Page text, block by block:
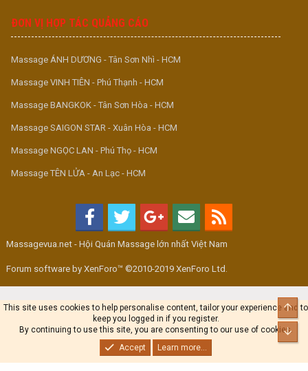
ĐƠN VỊ HỢP TÁC QUẢNG CÁO
Massage ÁNH DƯƠNG - Tân Sơn Nhì - HCM
Massage VINH TIÊN - Phú Thạnh - HCM
Massage BANGKOK - Tân Sơn Hòa - HCM
Massage SAIGON STAR - Xuân Hòa - HCM
Massage NGỌC LAN - Phú Thọ - HCM
Massage TÊN LỬA - An Lạc - HCM
Massagevua.net - Hội Quán Massage lớn nhất Việt Nam
Forum software by XenForo™ ©2010-2019 XenForo Ltd.
This site uses cookies to help personalise content, tailor your experience and to
keep you logged in if you register.
By continuing to use this site, you are consenting to our use of cookies.
Accept
Learn more...
Top